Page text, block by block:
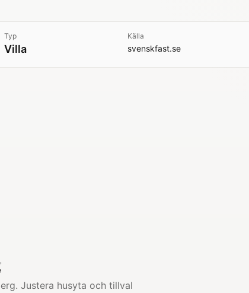
Typ
Villa
Källa
svenskfast.se
. Justera husyta och tillval